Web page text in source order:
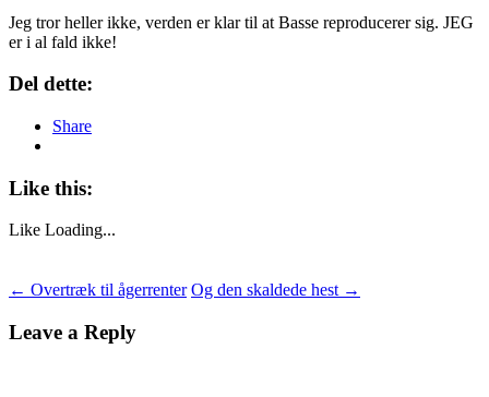
Jeg tror heller ikke, verden er klar til at Basse reproducerer sig. JEG
er i al fald ikke!
Del dette:
Share
Like this:
Like Loading...
Post
navigation
← Overtræk til ågerrenter Og den skaldede hest →
Leave a Reply